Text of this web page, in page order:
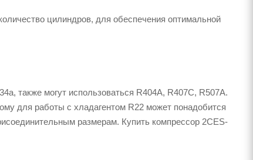
цилиндров, для обеспечения оптимальной
также могут использоваться R404A, R407C, R507A.
для работы с хладагентом R22 может понадобится
размерам. Купить компрессор 2CES-